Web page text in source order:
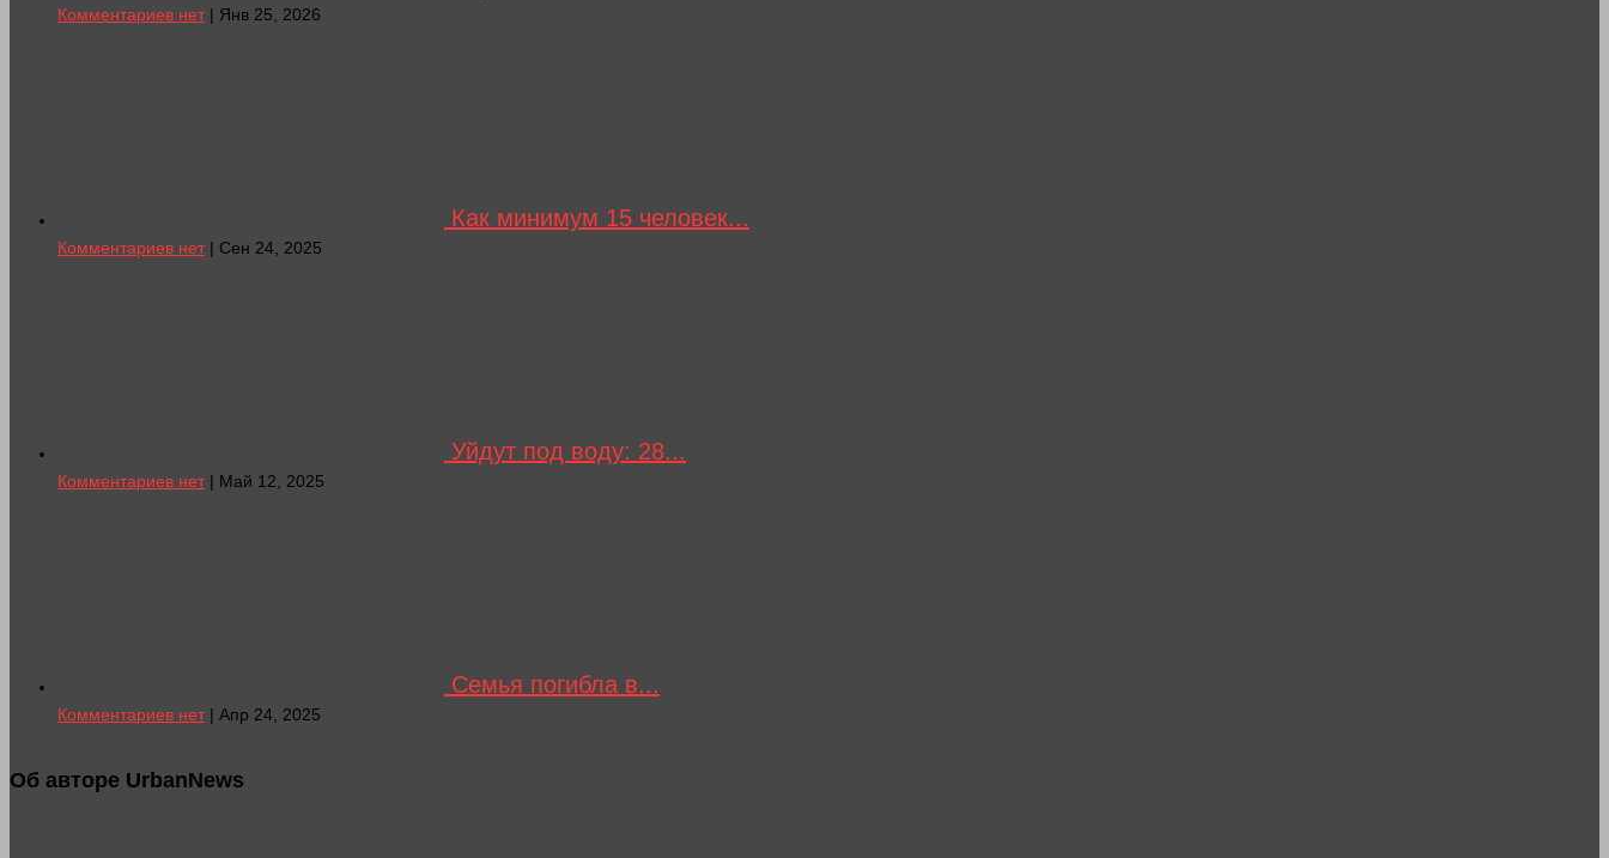
Комментариев нет| Янв 25, 2026
Как минимум 15 человек...
Комментариев нет| Сен 24, 2025
Уйдут под воду: 28...
Комментариев нет| Май 12, 2025
Семья погибла в...
Комментариев нет| Апр 24, 2025
Об авторе UrbanNews